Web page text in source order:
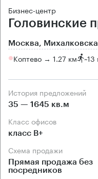
Бизнес-центр
Головинские
Москва,
Коптево → 1.27 км ~13
История предложений
35 — 1645 кв.м
Класс офисов
класс B+
Схема продажи
Прямая продажа без
посредников